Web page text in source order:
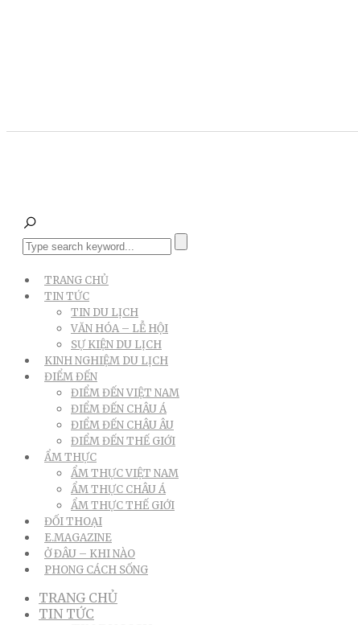
TRANG CHỦ
TIN TỨC
TIN DU LỊCH
VĂN HÓA – LỄ HỘI
SỰ KIỆN DU LỊCH
KINH NGHIỆM DU LỊCH
ĐIỂM ĐẾN
ĐIỂM ĐẾN VIỆT NAM
ĐIỂM ĐẾN CHÂU Á
ĐIỂM ĐẾN CHÂU ÂU
ĐIỂM ĐẾN THẾ GIỚI
ẨM THỰC
ẨM THỰC VIỆT NAM
ẨM THỰC CHÂU Á
ẨM THỰC THẾ GIỚI
ĐỐI THOẠI
E.MAGAZINE
Ở ĐÂU – KHI NÀO
PHONG CÁCH SỐNG
TRANG CHỦ
TIN TỨC